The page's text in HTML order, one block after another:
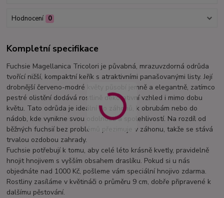
Hodnocení 0
Kompletní specifikace
Fuchsie Magellanica Tricolori je půvabná, mrazuvzdorná odrůda
tvořící nižší, kompaktní keřík s atraktivními panašovanými listy. Její
drobnější červeno-modré květy působí jemně a elegantně, zatímco
pestré olistění dodává rostlině dekorativní vzhled i mimo dobu
květu. Tato odrůda je ideální do záhonů, k obrubám nebo do
nádob, kde vynikne svou odolností a spolehlivostí. Na rozdíl od
běžných fuchsií bez problémů přezimuje v záhonu, takže se stává
trvalou ozdobou zahrady.
Fuchsie potřebují k tomu, aby celé léto krásně kvetly, pravidelně
hnojit hnojivem s vyšším obsahem draslíku. Pokud si u nás
objednáte nad 1000 Kč, pošleme vám speciální hnojivo zdarma.
Rostliny zasíláme v květináči o průměru 9 cm, dobře připravené k
dalšímu pěstování.